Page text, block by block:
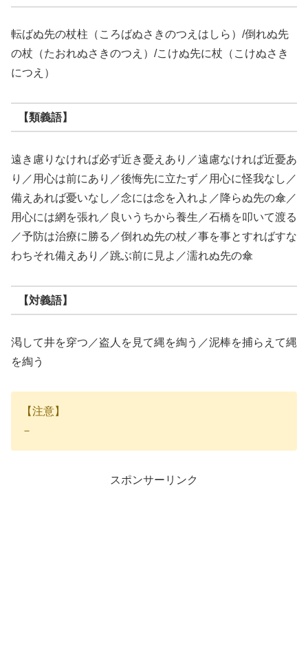
転ばぬ先の杖柱（ころばぬさきのつえはしら）/倒れぬ先
の杖（たおれぬさきのつえ）/こけぬ先に杖（こけぬさき
につえ）
【類義語】
遠き慮りなければ必ず近き憂えあり／遠慮なければ近憂あ
り／用心は前にあり／後悔先に立たず／用心に怪我なし／
備えあれば憂いなし／念には念を入れよ／降らぬ先の傘／
用心には網を張れ／良いうちから養生／石橋を叩いて渡る
／予防は治療に勝る／倒れぬ先の杖／事を事とすればすな
わちそれ備えあり／跳ぶ前に見よ／濡れぬ先の傘
【対義語】
渇して井を穿つ／盗人を見て縄を綯う／泥棒を捕らえて縄
を綯う
【注意】
－
スポンサーリンク